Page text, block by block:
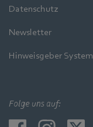
Datenschutz
Newsletter
Hinweisgeber System
Folge uns auf: